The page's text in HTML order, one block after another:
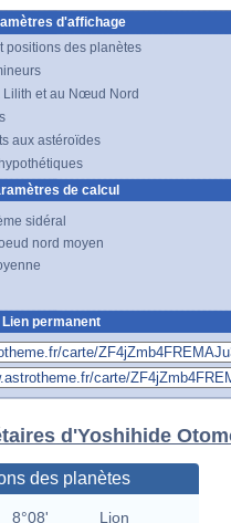
d'affichage
positions des planètes
Lilith et au Nœud Nord
aux astéroïdes
de calcul
sidéral
nord moyen
Lien permanent
d'Yoshihide
des planètes
8°08'
Lion